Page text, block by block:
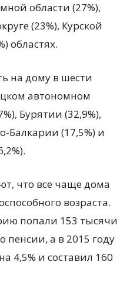
области (27%),
(23%), Курской
областях.
на дому в шести
автономном
Бурятии (32,9%),
Балкарии (17,5%) и
что все чаще дома
возраста.
попали 153 тысячи
пенсии, а в 2015 году
4,5% и составил 160